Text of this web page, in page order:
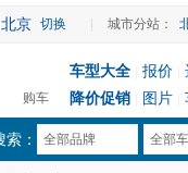
北京 切换 城市分站：
购车
车型大全 报价
降价促销
图片
： 全部品牌 全部